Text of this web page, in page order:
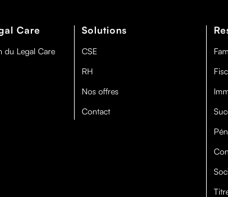
Care
du Legal Care
Solutions
CSE
RH
Nos offres
Contact